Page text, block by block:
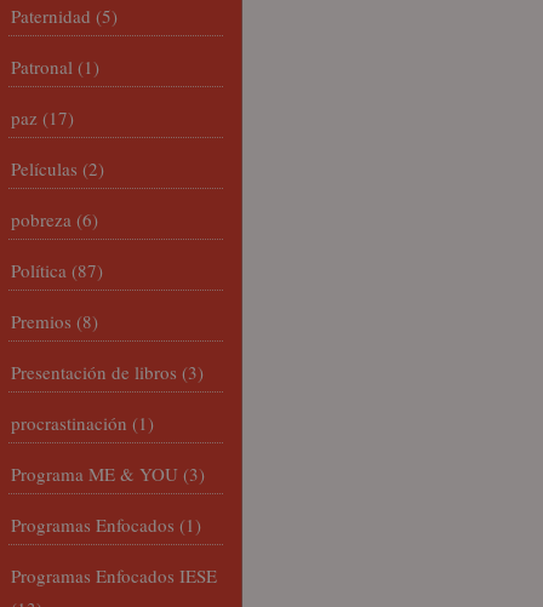
Paternidad (5)
Patronal (1)
paz (17)
Películas (2)
pobreza (6)
Política (87)
Premios (8)
Presentación de libros (3)
procrastinación (1)
Programa ME & YOU (3)
Programas Enfocados (1)
Programas Enfocados IESE